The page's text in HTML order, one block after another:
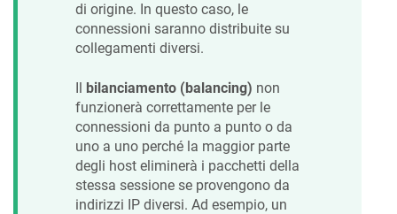
di origine. In questo caso, le
connessioni saranno distribuite su
collegamenti diversi.
Il bilanciamento (balancing) non
funzionerà correttamente per le
connessioni da punto a punto o da
uno a uno perché la maggior parte
degli host eliminerà i pacchetti della
stessa sessione se provengono da
indirizzi IP diversi. Ad esempio, un